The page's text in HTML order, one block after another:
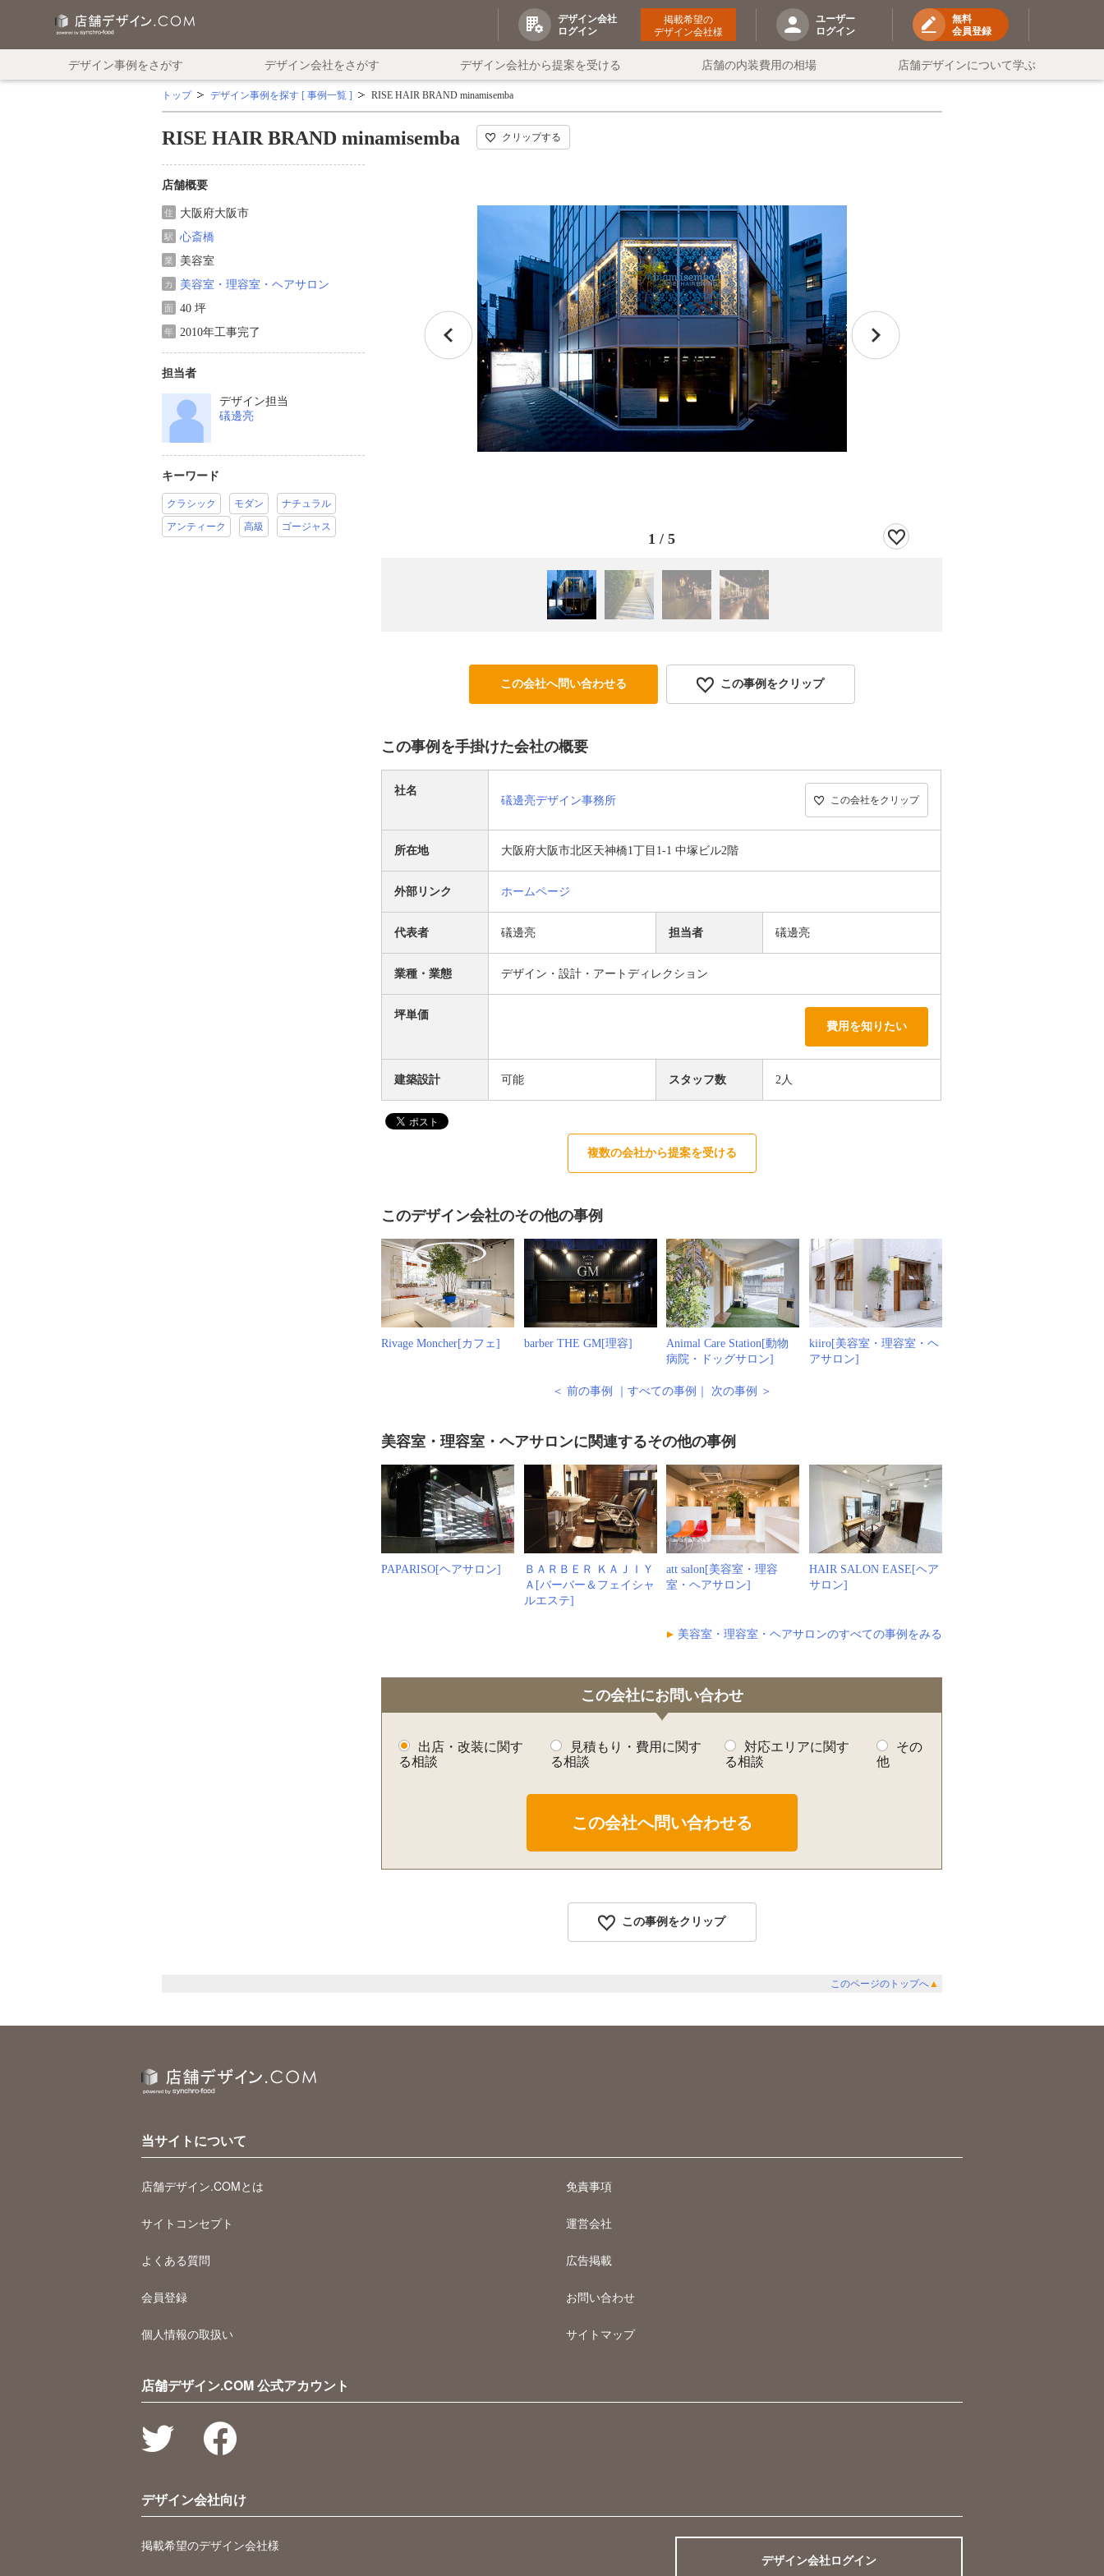
デザイン会社
ログイン
掲載希望の
デザイン会社様
ユーザー
ログイン
無料
会員登録
デザイン事例をさがす デザイン会社をさがす デザイン会社から提案を受ける 店舗の内装費用の相場 店舗デザインについて学ぶ
トップ デザイン事例を探す [ 事例一覧 ] RISE HAIR BRAND minamisemba
RISE HAIR BRAND minamisemba クリップする
店舗概要
住 大阪府大阪市
駅 心斎橋
業 美容室
カ 美容室・理容室・ヘアサロン
面 40 坪
年 2010年工事完了
担当者
デザイン担当
礒邊亮
キーワード
クラシック モダン
ナチュラル
アンティーク
高級 ゴージャス
1 /5
この会社へ問い合わせる この事例をクリップ
この事例を手掛けた会社の概要
社名
礒邊亮デザイン事務所 この会社をクリップ
所在地 大阪府大阪市北区天神橋1丁目1-1 中塚ビル2階
外部リンク ホームページ
代表者 礒邊亮 担当者 礒邊亮
業種・業態 デザイン・設計・アートディレクション
坪単価
費用を知りたい
建築設計 可能 スタッフ数 2人
複数の会社から提案を受ける
このデザイン会社のその他の事例
Rivage Moncher[カフェ] barber THE GM[理容]
Animal Care Station[動物
病院・ドッグサロン]
kiiro[美容室・理容室・ヘ
アサロン]
＜ 前の事例 すべての事例 次の事例 ＞
美容室・理容室・ヘアサロンに関連するその他の事例
PAPARISO[ヘアサロン]
ＢＡＲＢＥＲ ＫＡＪＩＹ
Ａ[バーバー＆フェイシャ
ルエステ]
att salon[美容室・理容
室・ヘアサロン]
HAIR SALON EASE[ヘア
サロン]
美容室・理容室・ヘアサロンのすべての事例をみる
この会社にお問い合わせ
出店・改装に関す
る相談
見積もり・費用に関す
る相談
対応エリアに関す
る相談
その
他
この事例をクリップ
このページのトップへ▲
当サイトについて
店舗デザイン.COMとは
サイトコンセプト
よくある質問
会員登録
個人情報の取扱い
免責事項
運営会社
広告掲載
お問い合わせ
サイトマップ
店舗デザイン.COM 公式アカウント
デザイン会社向け
掲載希望のデザイン会社様
デザイン会社ログイン